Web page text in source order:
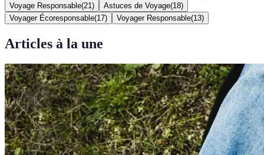
Voyage Responsable(21 ) Astuces de Voyage(18)
Voyager Écoresponsable(17) Voyager Responsable(13)
Articles à la une